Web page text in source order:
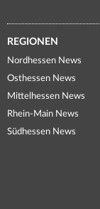
REGIONEN
Nordhessen News
Osthessen News
Mittelhessen News
Rhein-Main News
Südhessen News